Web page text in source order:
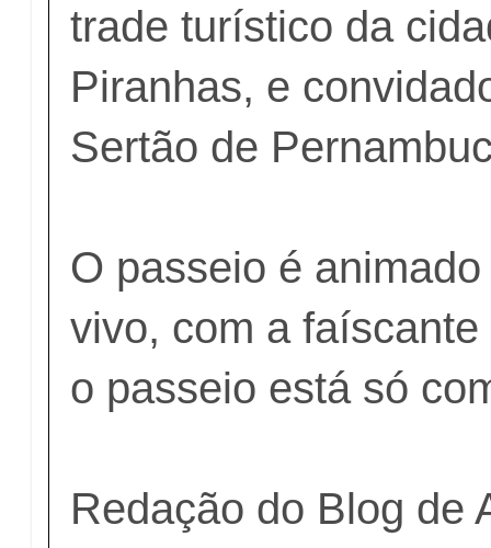
trade turístico da
Piranhas, e
Sertão de
O passeio é
vivo, com a
o passeio está só
Redação do Blog de